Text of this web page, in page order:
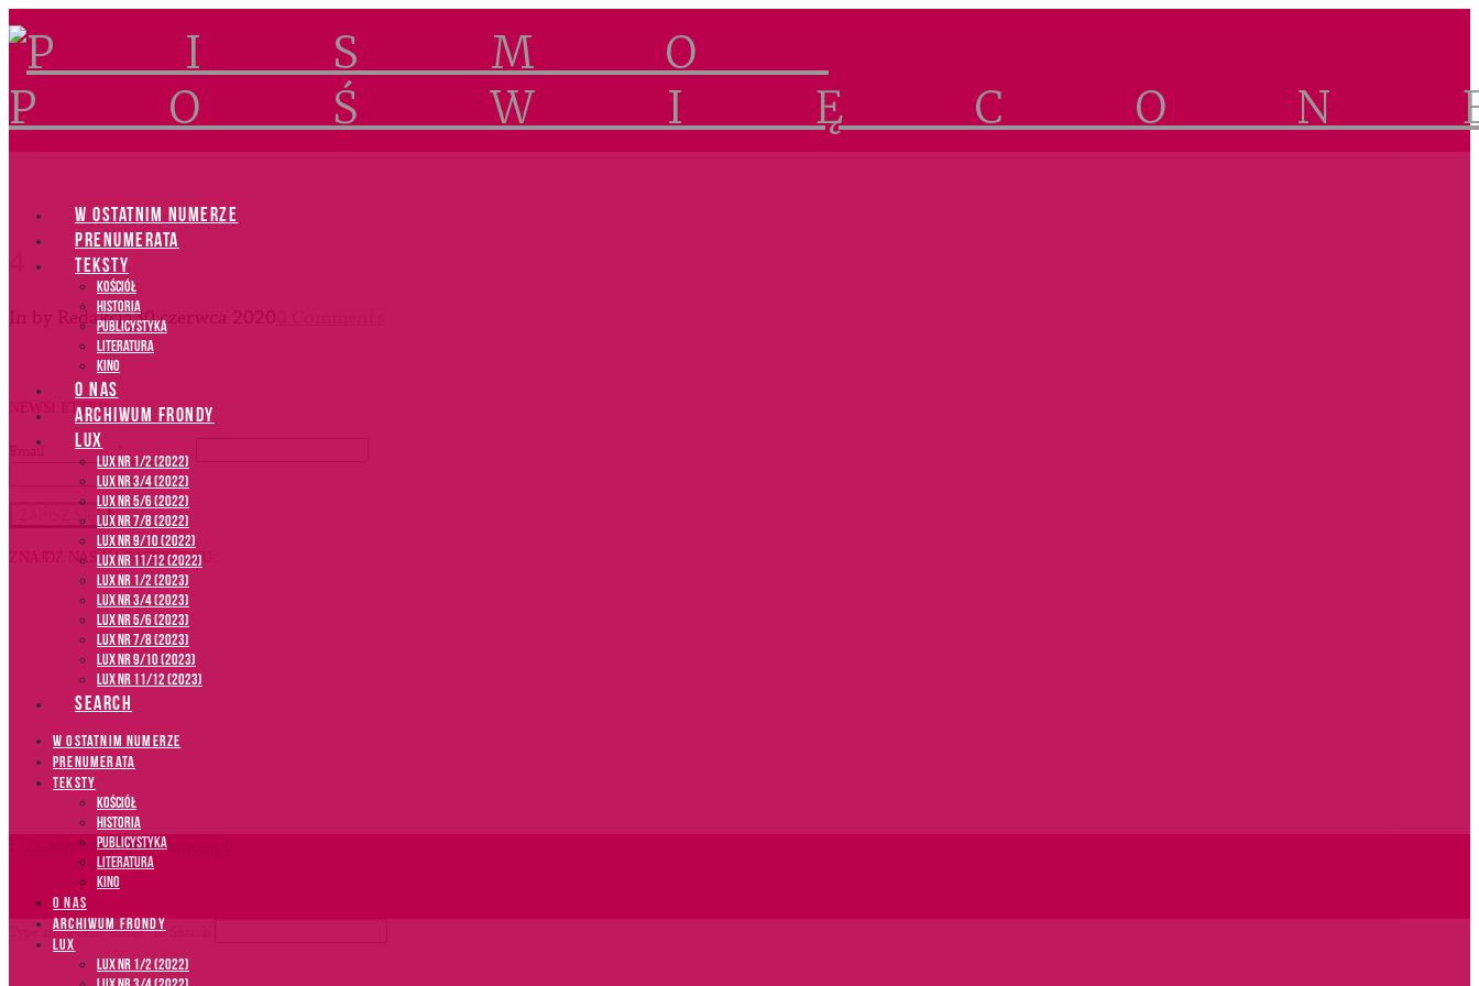
W OSTATNIM NUMERZE
PRENUMERATA
TEKSTY
Kościół
Historia
Publicystyka
Literatura
Kino
O NAS
ARCHIWUM FRONDY
LUX
LUX NR 1/2 (2022)
LUX NR 3/4 (2022)
LUX NR 5/6 (2022)
LUX NR 7/8 (2022)
LUX nr 9/10 (2022)
LUX NR 11/12 (2022)
LUX NR 1/2 (2023)
LUX NR 3/4 (2023)
LUX NR 5/6 (2023)
LUX NR 7/8 (2023)
LUX NR 9/10 (2023)
LUX NR 11/12 (2023)
SEARCH
W OSTATNIM NUMERZE
PRENUMERATA
TEKSTY
Kościół
Historia
Publicystyka
Literatura
Kino
O NAS
ARCHIWUM FRONDY
LUX
LUX NR 1/2 (2022)
In by Redakcja30 czerwca 2020
NEWSLETTER
Email*
ZNAJDŹ NAS NA FACEBOOKU:
LUX.wydawnictwofronda.pl
Type and Press “enter” to Search